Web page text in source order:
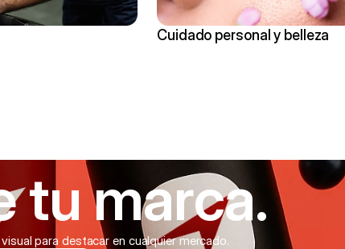
Cuidado personal y belleza
tu marca.
para destacar en cualquier mercado.